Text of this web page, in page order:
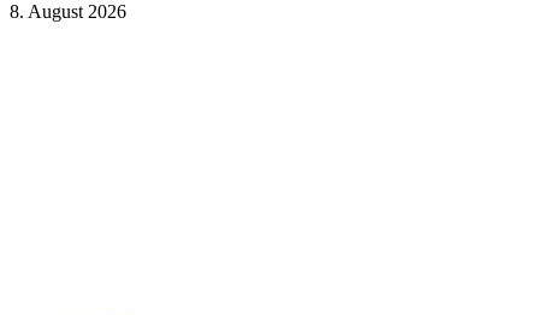
8. August 2026